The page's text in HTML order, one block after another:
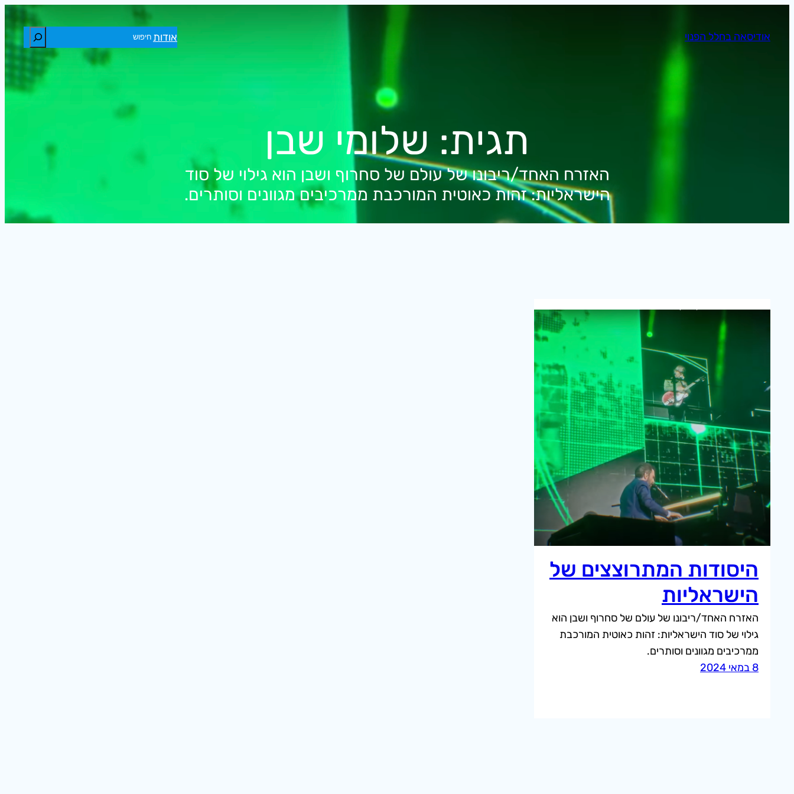
אודיסאה בחלל הפנוי אודותחיפוש
תגית: שלומי שבן
האזרח האחד/ריבונו של עולם של סחרוף ושבן הוא גילוי של סוד
הישראליות: זהות כאוטית המורכבת ממרכיבים מגוונים וסותרים.
היסודות המתרוצצים של
הישראליות
האזרח האחד/ריבונו של עולם של סחרוף ושבן הוא
גילוי של סוד הישראליות: זהות כאוטית המורכבת
ממרכיבים מגוונים וסותרים.
8 במאי 2024